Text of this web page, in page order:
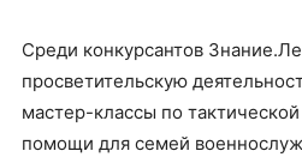
Среди конкурсантов
просветительскую
мастер-классы по
помощи для семей